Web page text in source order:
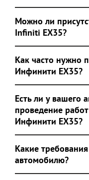
Можно ли
Infiniti EX35?
Как часто нужно
Инфинити ЕХ35?
Есть ли у вашего
проведение
Инфинити ЕХ35?
Какие
автомобилю?